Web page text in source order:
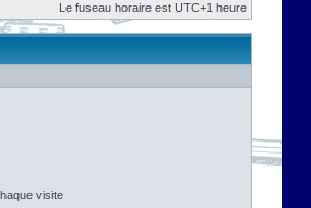
Le fuseau horaire est UTC+1 heure
visite